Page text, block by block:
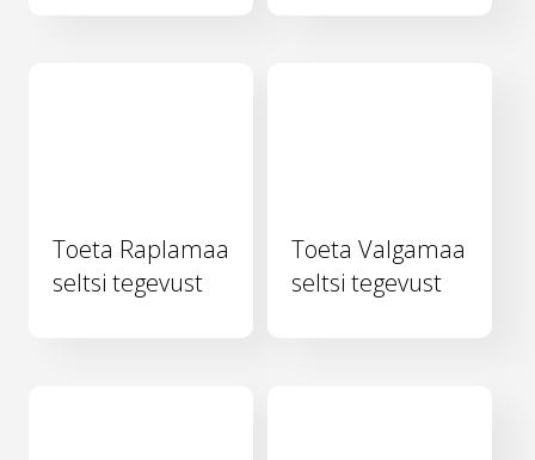
Toeta Raplamaa
seltsi tegevust
Toeta Valgamaa
seltsi tegevust